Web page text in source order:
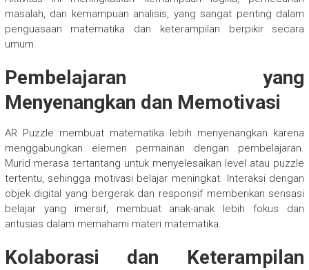
masalah, dan kemampuan analisis, yang sangat penting dalam
penguasaan matematika dan keterampilan berpikir secara
umum.
Pembelajaran yang
Menyenangkan dan Memotivasi
AR Puzzle membuat matematika lebih menyenangkan karena
menggabungkan elemen permainan dengan pembelajaran.
Murid merasa tertantang untuk menyelesaikan level atau puzzle
tertentu, sehingga motivasi belajar meningkat. Interaksi dengan
objek digital yang bergerak dan responsif memberikan sensasi
belajar yang imersif, membuat anak-anak lebih fokus dan
antusias dalam memahami materi matematika.
Kolaborasi dan Keterampilan